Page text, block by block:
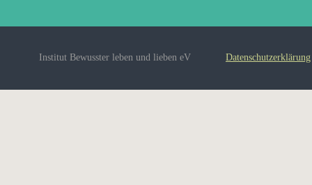
Institut Bewusster leben und lieben eV Datenschutzerklärung